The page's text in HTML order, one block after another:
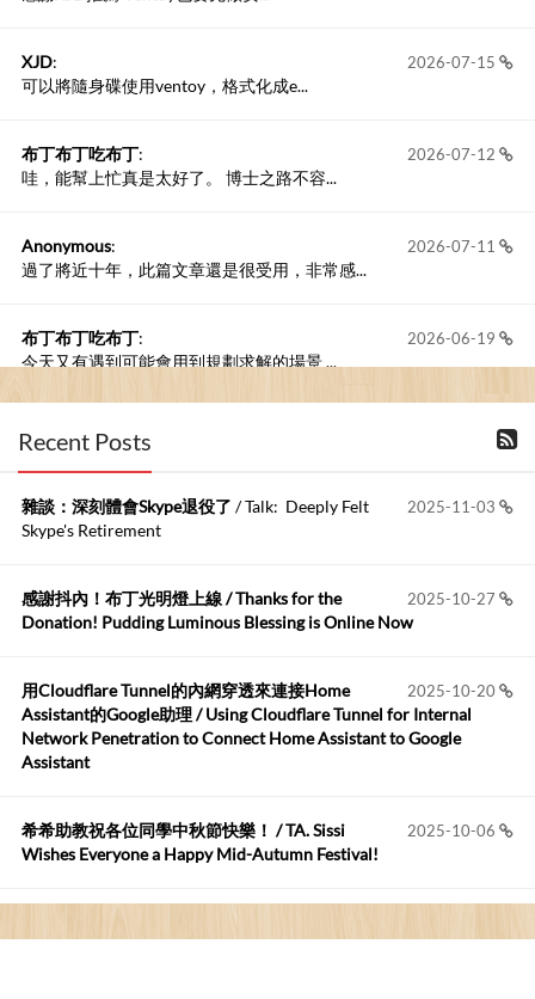
2026-07-15
XJD:
可以將隨身碟使用ventoy，格式化成e...
2026-07-12
布丁布丁吃布丁:
哇，能幫上忙真是太好了。 博士之路不容...
2026-07-11
Anonymous:
過了將近十年，此篇文章還是很受用，非常感...
2026-06-19
布丁布丁吃布丁:
今天又有遇到可能會用到規劃求解的場景 ...
2026-06-18
布丁布丁吃布丁
kage好像也可以下載整個網站 感謝分享
Anonymous:
https://github.com/t...
布丁布丁吃布丁:
我目前並沒有常駐的Google Home...
2026-05-15
Robertmycs:
這篇WinXP公用電腦安裝與優化的步驟超...
您好,首先肯定感謝您造福許多莘莘學子。有...
Recent Posts
2025-11-03
雜談：深刻體會Skype退役了 / Talk: Deeply Felt
Skype's Retirement
2025-10-27
感謝抖內！布丁光明燈上線 / Thanks for the
Donation! Pudding Luminous Blessing is Online Now
2025-10-20
用Cloudflare Tunnel的內網穿透來連接Home
Assistant的Google助理 / Using Cloudflare Tunnel for Internal
Network Penetration to Connect Home Assistant to Google
Assistant
2025-10-06
希希助教祝各位同學中秋節快樂！ / TA. Sissi
Wishes Everyone a Happy Mid-Autumn Festival!
看電腦覺得疲憊嗎？比起螢幕，你更應該注意炫光
的問題 / Are You Tired of Looking at the Computer? Pay More